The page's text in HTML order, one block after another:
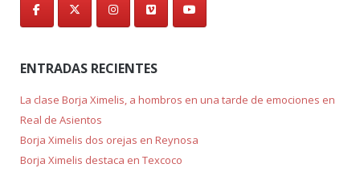
ENTRADAS RECIENTES
La clase Borja Ximelis, a hombros en una tarde de emociones en
Real de Asientos
Borja Ximelis dos orejas en Reynosa
Borja Ximelis destaca en Texcoco